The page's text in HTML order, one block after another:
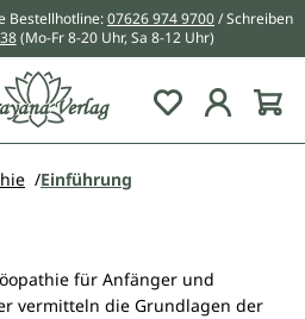
Bestellhotline:07626 974 9700/ Schreiben
(Mo-Fr 8-20 Uhr, Sa 8-12 Uhr)
Du hast 0
Einführung
für Anfänger und
vermitteln die Grundlagen der